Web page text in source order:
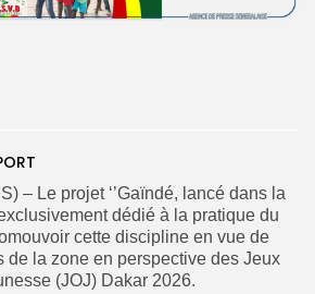
Button
– Le projet ‘’Gaïndé, lancé dans la
dédié à la pratique du
cette discipline en vue de
de la zone en perspective des Jeux
(JOJ) Dakar 2026.